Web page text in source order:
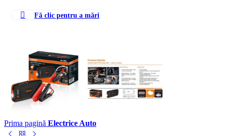
Fă clic pentru a mări
Prima pagină Electrice Auto